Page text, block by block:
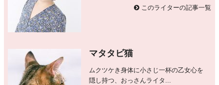
このライターの記事一覧
マタタビ猫
ムクツケき身体に小さじ一杯の乙女心を
隠し持つ、おっさんライタ...